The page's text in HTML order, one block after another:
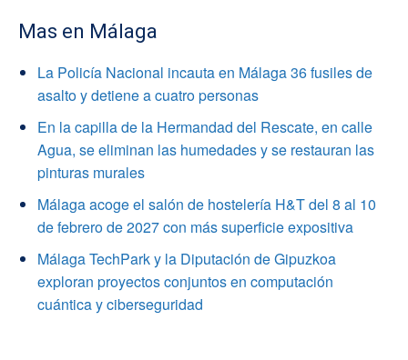
Mas en Málaga
La Policía Nacional incauta en Málaga 36 fusiles de
asalto y detiene a cuatro personas
En la capilla de la Hermandad del Rescate, en calle
Agua, se eliminan las humedades y se restauran las
pinturas murales
Málaga acoge el salón de hostelería H&T del 8 al 10
de febrero de 2027 con más superficie expositiva
Málaga TechPark y la Diputación de Gipuzkoa
exploran proyectos conjuntos en computación
cuántica y ciberseguridad